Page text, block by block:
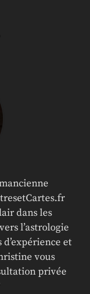
dans les
l’astrologie
et
vous
privée